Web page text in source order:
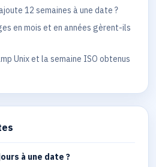
12 semaines à une date ?
en mois et en années gèrent-ils
Unix et la semaine ISO obtenus
à une date ?